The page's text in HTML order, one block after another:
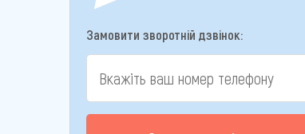
Замовити зворотній дзвінок: